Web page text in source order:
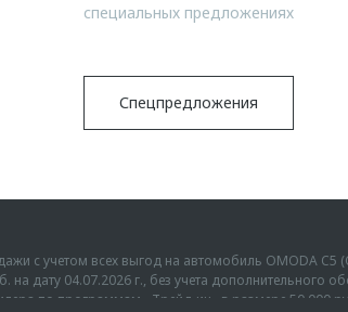
специальных предложениях
Спецпредложения
с учетом всех выгод на автомобиль OMODA
на дату 04.07.2026 г., без учета
по программам «Трейд-ин» в размере 50 000